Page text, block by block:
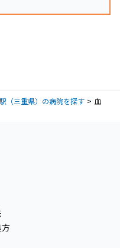
（三重県）の病院を探す
血